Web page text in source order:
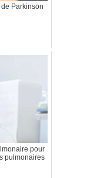
Parkinson
pour
pulmonaires